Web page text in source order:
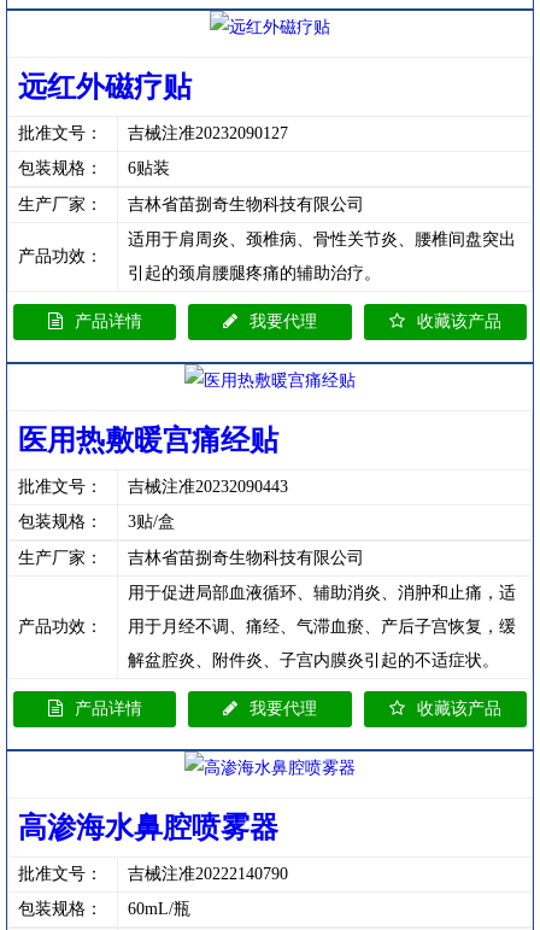
远红外磁疗贴
批准文号：
吉械注准20232090127
包装规格：
6贴装
生产厂家：
吉林省苗捌奇生物科技有限公司
产品功效：
适用于肩周炎、颈椎病、骨性关节炎、腰椎间盘突出
引起的颈肩腰腿疼痛的辅助治疗。
产品详情 我要代理 收藏该产品
医用热敷暖宫痛经贴
批准文号：
吉械注准20232090443
包装规格：
3贴/盒
生产厂家：
吉林省苗捌奇生物科技有限公司
产品功效：
用于促进局部血液循环、辅助消炎、消肿和止痛，适
用于月经不调、痛经、气滞血瘀、产后子宫恢复，缓
解盆腔炎、附件炎、子宫内膜炎引起的不适症状。
产品详情 我要代理 收藏该产品
高渗海水鼻腔喷雾器
批准文号：
吉械注准20222140790
包装规格：
60mL/瓶